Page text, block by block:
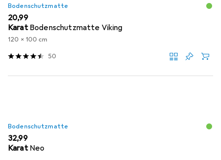
Bodenschutzmatte
EUR
20,99
Karat Bodenschutzmatte Viking
120 x 100 cm
50
Bodenschutzmatte
EUR
32,99
Karat Neo